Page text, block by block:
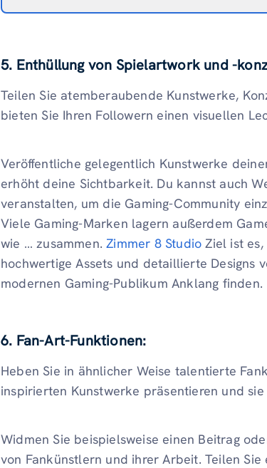
5. Enthüllung von Spielartwork und -
Teilen Sie atemberaubende Kunstwerke,
bieten Sie Ihren Followern einen visuellen
Veröffentliche gelegentlich Kunstwerke
erhöht deine Sichtbarkeit. Du kannst auch
veranstalten, um die Gaming-Community
Viele Gaming-Marken lagern außerdem
wie … zusammen.Zimmer 8 Studio Ziel ist
hochwertige Assets und detaillierte Designs
modernen Gaming-Publikum Anklang finden.
6. Fan-Art-Funktionen:
Heben Sie in ähnlicher Weise talentierte
inspirierten Kunstwerke präsentieren und
Widmen Sie beispielsweise einen Beitrag
von Fankünstlern und ihrer Arbeit. Teilen